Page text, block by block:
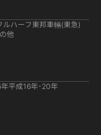
ルハーフ 東邦車輛(東急)
他
平成16年-20年